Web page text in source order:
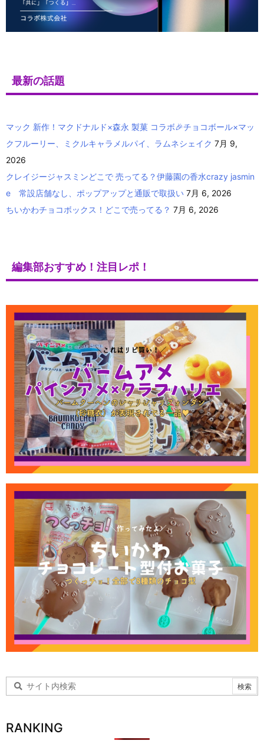
最新の話題
マック 新作！マクドナルド×森永 製菓 コラボ🎉チョコボール×マッ
クフルーリー、ミクルキャラメルパイ、ラムネシェイク 7月 9,
2026
クレイジージャスミンどこで 売ってる？伊藤園の香水crazy jasmin
e 常設店舗なし、ポップアップと通販で取扱い 7月 6, 2026
ちいかわチョコボックス！どこで売ってる？ 7月 6, 2026
編集部おすすめ！注目レポ！
RANKING